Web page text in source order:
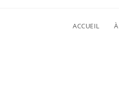
ACCUEIL